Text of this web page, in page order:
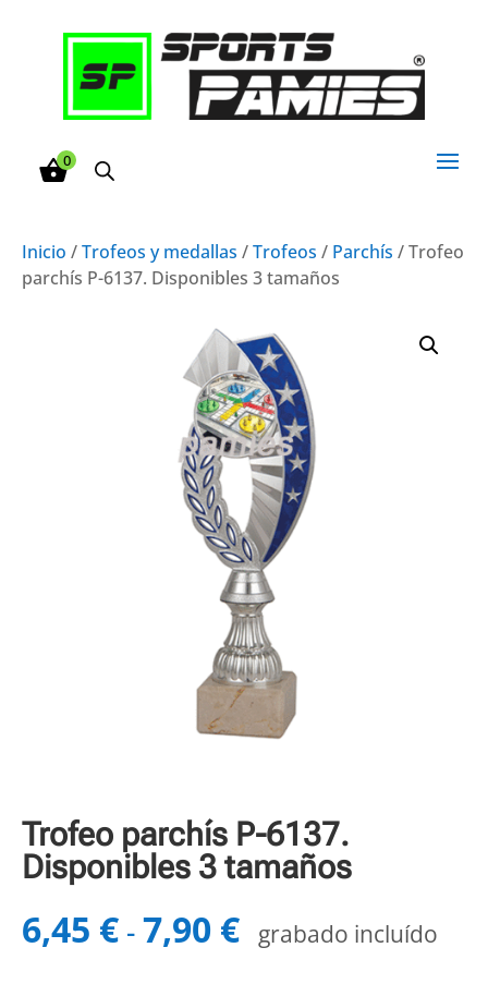
0
Inicio /Trofeos y medallas /Trofeos / Parchís / Trofeo
parchís P-6137. Disponibles 3 tamaños
Trofeo parchís P-6137.
Disponibles 3 tamaños
6,45 € -7,90 €Rango
de
grabado incluído